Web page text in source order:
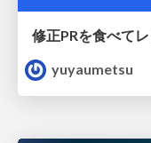
yuyaumetsu